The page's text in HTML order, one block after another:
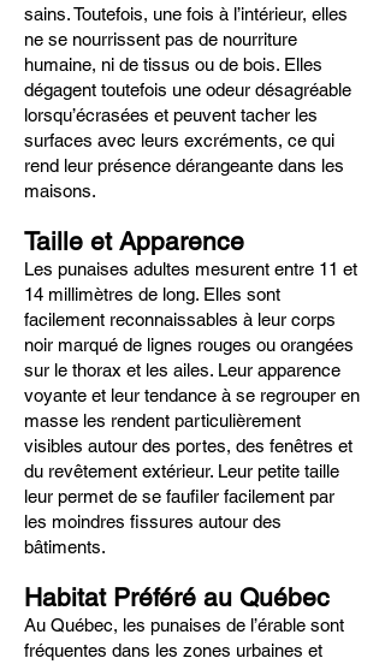
sains. Toutefois, une fois à l’intérieur, elles
ne se nourrissent pas de nourriture
humaine, ni de tissus ou de bois. Elles
dégagent toutefois une odeur désagréable
lorsqu’écrasées et peuvent tacher les
surfaces avec leurs excréments, ce qui
rend leur présence dérangeante dans les
maisons.
Taille et Apparence
Les punaises adultes mesurent entre 11 et
14 millimètres de long. Elles sont
facilement reconnaissables à leur corps
noir marqué de lignes rouges ou orangées
sur le thorax et les ailes. Leur apparence
voyante et leur tendance à se regrouper en
masse les rendent particulièrement
visibles autour des portes, des fenêtres et
du revêtement extérieur. Leur petite taille
leur permet de se faufiler facilement par
les moindres fissures autour des
bâtiments.
Habitat Préféré au Québec
Au Québec, les punaises de l’érable sont
fréquentes dans les zones urbaines et